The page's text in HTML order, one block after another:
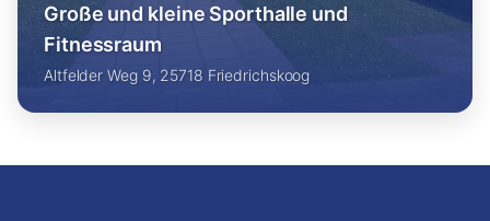
Große und kleine Sporthalle und
Fitnessraum
Altfelder Weg 9, 25718 Friedrichskoog